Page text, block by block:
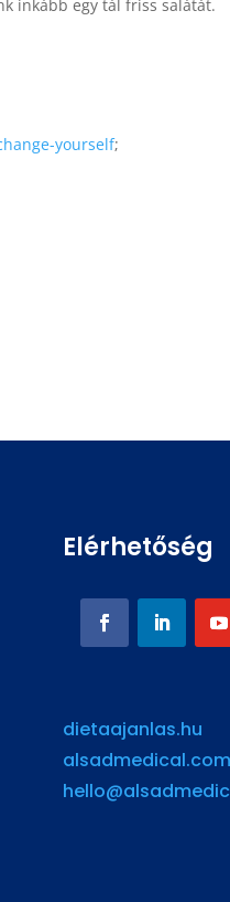
inkább egy tál friss salátát.
yourself;
Elérhetőség
dietaajanlas.hu
alsadmedical.com